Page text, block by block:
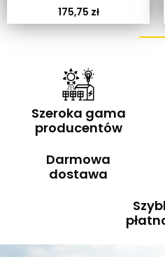
175,75 zł
Szeroka gama
producentów
Darmowa
dostawa